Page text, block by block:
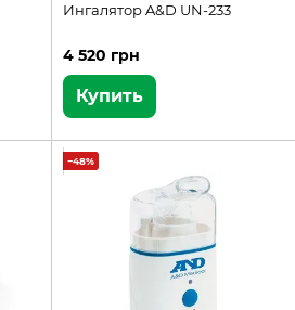
Ингалятор A&D UN-233
4 520 грн
Купить
−48%